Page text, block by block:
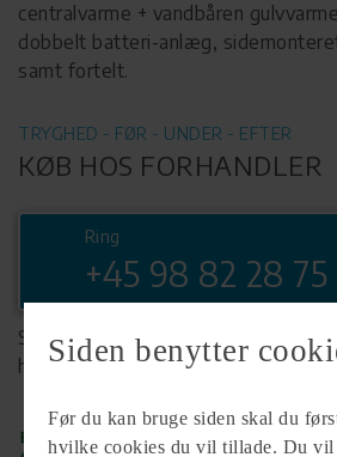
centralvarme + vandbåren
dobbelt batteri-anlæg,
samt fortelt.
TRYGHED - FØR - UNDER - EFTER
KØB HOS FORHANDLER
Ring
+45 98 82 28 75
Se komplet info på forhandlerens
hjemmeside
Siden benytter
Før du kan bruge siden skal du
hvilke cookies du vil tillade. Du